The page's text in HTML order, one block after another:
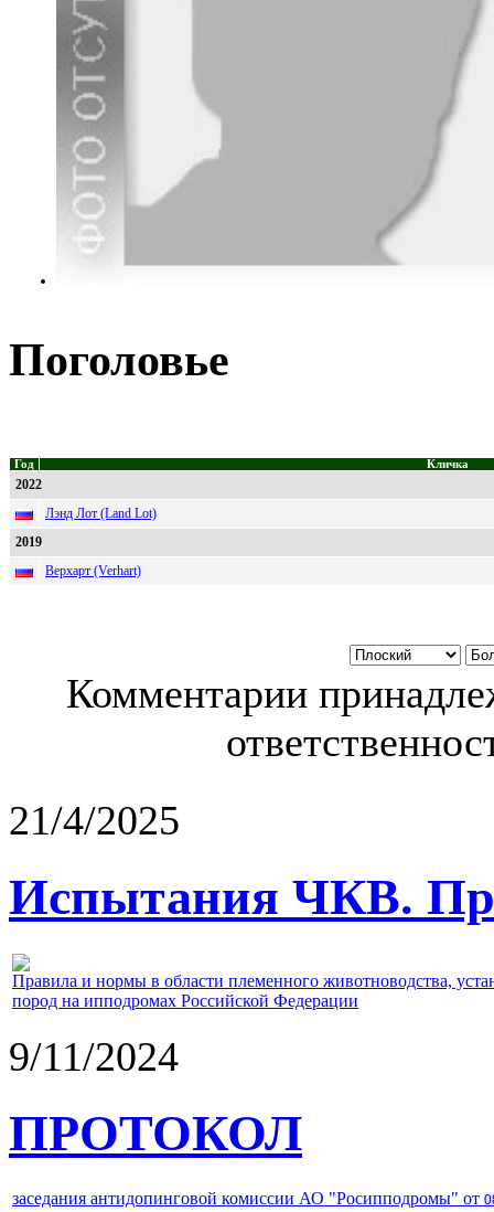
Поголовье
Год Кличка
2022
Лэнд Лот (Land Lot)
2019
Верхарт (Verhart)
Комментарии
21/4/2025
Испытания ЧКВ.
Правила и нормы в области племенного животноводства,
пород на ипподромах Российской Федерации
9/11/2024
ПРОТОКОЛ
заседания антидопинговой комиссии АО "Росипподромы" от